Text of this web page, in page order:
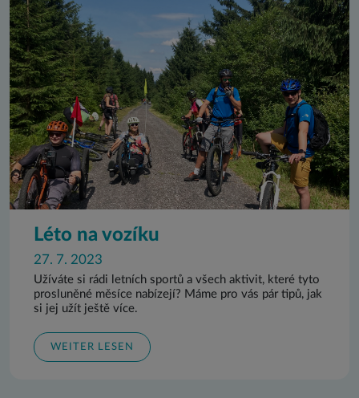
Léto na vozíku
27. 7. 2023
Užíváte si rádi letních sportů a všech aktivit, které tyto
prosluněné měsíce nabízejí? Máme pro vás pár tipů, jak
si jej užít ještě více.
WEITER LESEN